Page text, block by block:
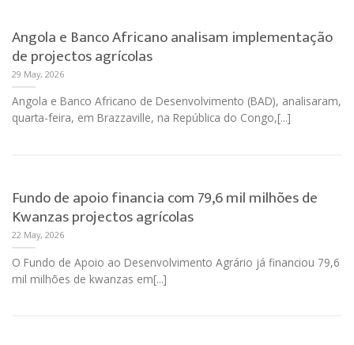
Angola e Banco Africano analisam implementação
de projectos agrícolas
29 May, 2026
Angola e Banco Africano de Desenvolvimento (BAD), analisaram,
quarta-feira, em Brazzaville, na República do Congo,[...]
Fundo de apoio financia com 79,6 mil milhões de
Kwanzas projectos agrícolas
22 May, 2026
O Fundo de Apoio ao Desenvolvimento Agrário já financiou 79,6
mil milhões de kwanzas em[...]